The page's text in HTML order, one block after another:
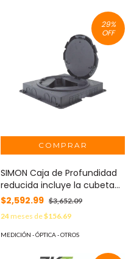
29%
OFF
SIMON Caja de Profundidad
reducida incluye la cubeta
de instalación para concreto
MOD: SM-CPR-3M
$2,592.99 $3,652.09
24meses de$156.69
MEDICIÓN - ÓPTICA - OTROS